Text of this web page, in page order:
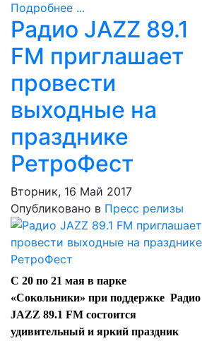
Подробнее ...
Радио JAZZ 89.1
FM приглашает
провести
выходные на
празднике
РетроФест
Вторник, 16 Май 2017
Опубликовано в Пресс релизы
С 20 по 21 мая в парке
«Сокольники» при поддержке Радио
JAZZ 89.1 FM состоится
удивительный и яркий праздник